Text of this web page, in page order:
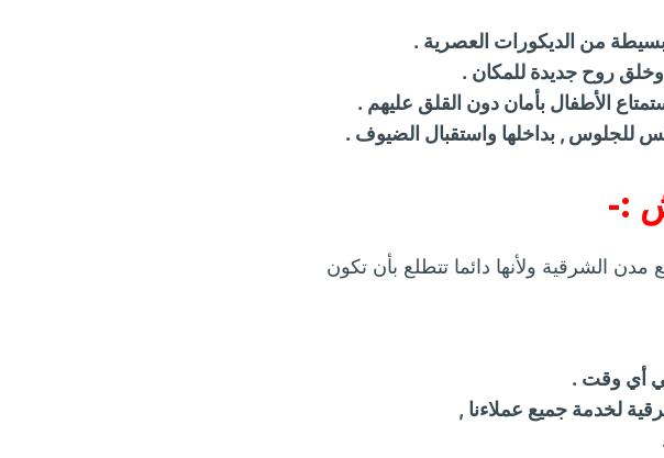
من الديكورات العصرية .
وخلق روح جديدة للمكان .
الأطفال بأمان دون القلق عليهم .
, بداخلها واستقبال الضيوف .
:-
مدن الشرقية ولأنها دائما تتطلع بأن تكون
أي وقت .
لخدمة جميع عملاءنا ,